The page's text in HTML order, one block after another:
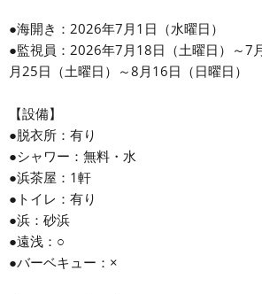
●海開き：2026年7月1日（水曜日）
●監視員：2026年7月18日（土曜日）～7
月25日（土曜日）～8月16日（日曜日）
【設備】
●脱衣所：有り
●シャワー：無料・水
●浜茶屋：1軒
●トイレ：有り
●浜：砂浜
●遠浅：○
●バーベキュー：×